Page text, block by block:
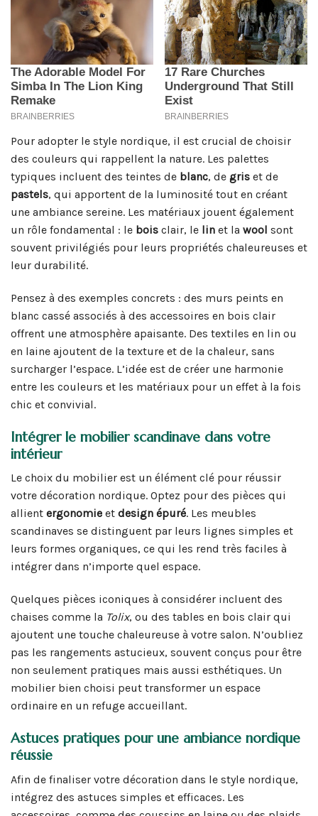
Pour adopter le style nordique, il est crucial de choisir
des couleurs qui rappellent la nature. Les palettes
typiques incluent des teintes de blanc, de gris et de
pastels, qui apportent de la luminosité tout en créant
une ambiance sereine. Les matériaux jouent également
un rôle fondamental : le bois clair, le lin et la wool sont
souvent privilégiés pour leurs propriétés chaleureuses et
leur durabilité.
Pensez à des exemples concrets : des murs peints en
blanc cassé associés à des accessoires en bois clair
offrent une atmosphère apaisante. Des textiles en lin ou
en laine ajoutent de la texture et de la chaleur, sans
surcharger l’espace. L’idée est de créer une harmonie
entre les couleurs et les matériaux pour un effet à la fois
chic et convivial.
Intégrer le mobilier scandinave dans votre
intérieur
Le choix du mobilier est un élément clé pour réussir
votre décoration nordique. Optez pour des pièces qui
allient ergonomie et design épuré. Les meubles
scandinaves se distinguent par leurs lignes simples et
leurs formes organiques, ce qui les rend très faciles à
intégrer dans n’importe quel espace.
Quelques pièces iconiques à considérer incluent des
chaises comme la Tolix, ou des tables en bois clair qui
ajoutent une touche chaleureuse à votre salon. N’oubliez
pas les rangements astucieux, souvent conçus pour être
non seulement pratiques mais aussi esthétiques. Un
mobilier bien choisi peut transformer un espace
ordinaire en un refuge accueillant.
Astuces pratiques pour une ambiance nordique
réussie
Afin de finaliser votre décoration dans le style nordique,
intégrez des astuces simples et efficaces. Les